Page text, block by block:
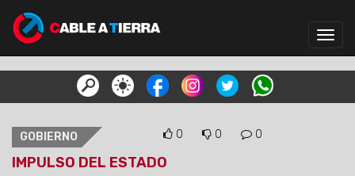
GOBIERNO 0 0 0
IMPULSO DEL ESTADO